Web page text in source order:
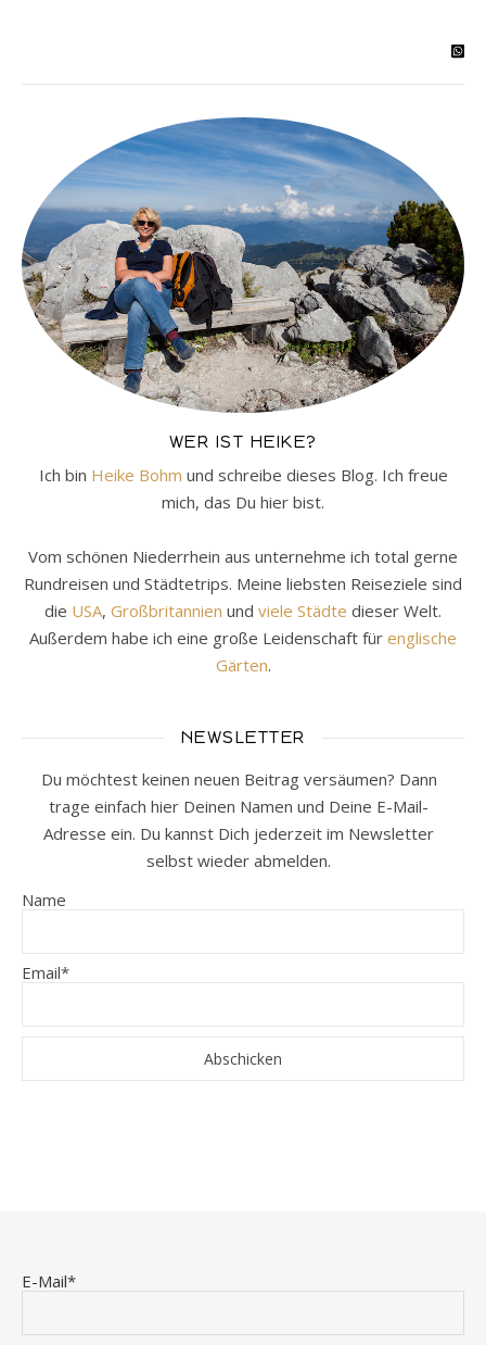
WER IST HEIKE?
Ich bin Heike Bohm und schreibe dieses Blog. Ich freue
mich, das Du hier bist.
Vom schönen Niederrhein aus unternehme ich total gerne
Rundreisen und Städtetrips. Meine liebsten Reiseziele sind
die USA, Großbritannien und viele Städte dieser Welt.
Außerdem habe ich eine große Leidenschaft für englische
Gärten.
NEWSLETTER
Du möchtest keinen neuen Beitrag versäumen? Dann
trage einfach hier Deinen Namen und Deine E-Mail-
Adresse ein. Du kannst Dich jederzeit im Newsletter
selbst wieder abmelden.
Name
Email*
E-Mail*